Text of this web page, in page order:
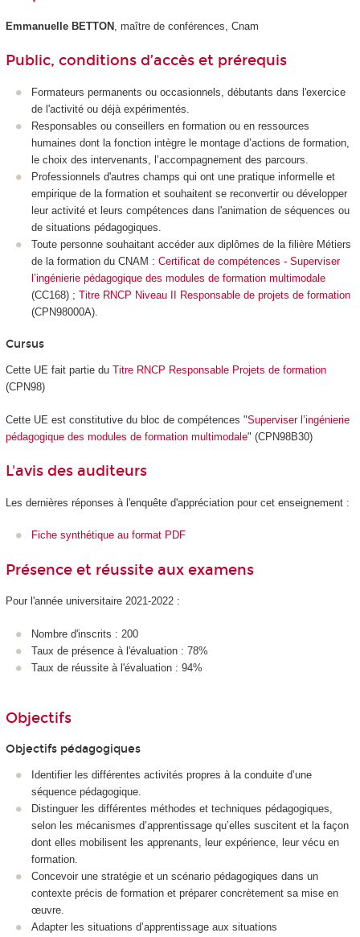
Emmanuelle BETTON , maître de conférences, Cnam
Public, conditions d’accès et prérequis
Formateurs permanents ou occasionnels, débutants dans l'exercice
de l'activité ou déjà expérimentés.
Responsables ou conseillers en formation ou en ressources
humaines dont la fonction intègre le montage d’actions de formation,
le choix des intervenants, l’accompagnement des parcours.
Professionnels d'autres champs qui ont une pratique informelle et
empirique de la formation et souhaitent se reconvertir ou développer
leur activité et leurs compétences dans l'animation de séquences ou
de situations pédagogiques.
Toute personne souhaitant accéder aux diplômes de la filière Métiers
de la formation du CNAM : Certificat de compétences - Superviser
l’ingénierie pédagogique des modules de formation multimodale
(CC168) ; Titre RNCP Niveau II Responsable de projets de formation
(CPN98000A).
Cursus
Cette UE fait partie du Titre RNCP Responsable Projets de formation
(CPN98)
Cette UE est constitutive du bloc de compétences "Superviser l’ingénierie
pédagogique des modules de formation multimodale" (CPN98B30)
L'avis des auditeurs
Les dernières réponses à l'enquête d'appréciation pour cet enseignement :
Fiche synthétique au format PDF
Présence et réussite aux examens
Pour l'année universitaire 2021-2022 :
Nombre d'inscrits : 200
Taux de présence à l'évaluation : 78%
Taux de réussite à l'évaluation : 94%
Objectifs
Objectifs pédagogiques
Identifier les différentes activités propres à la conduite d’une
séquence pédagogique.
Distinguer les différentes méthodes et techniques pédagogiques,
selon les mécanismes d’apprentissage qu’elles suscitent et la façon
dont elles mobilisent les apprenants, leur expérience, leur vécu en
formation.
Concevoir une stratégie et un scénario pédagogiques dans un
contexte précis de formation et préparer concrètement sa mise en
œuvre.
Adapter les situations d’apprentissage aux situations